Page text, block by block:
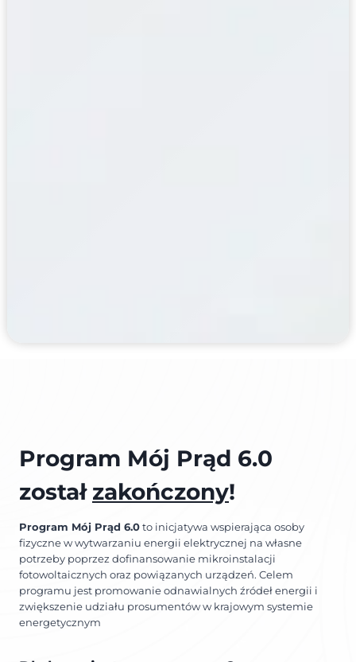
Program Mój Prąd 6.0
został zakończony!
Program Mój Prąd 6.0 to inicjatywa wspierająca osoby
fizyczne w wytwarzaniu energii elektrycznej na własne
potrzeby poprzez dofinansowanie mikroinstalacji
fotowoltaicznych oraz powiązanych urządzeń. Celem
programu jest promowanie odnawialnych źródeł energii i
zwiększenie udziału prosumentów w krajowym systemie
energetycznym